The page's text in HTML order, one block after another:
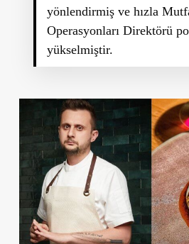
yönlendirmiş ve hızla
Operasyonları Direktörü
yükselmiştir.